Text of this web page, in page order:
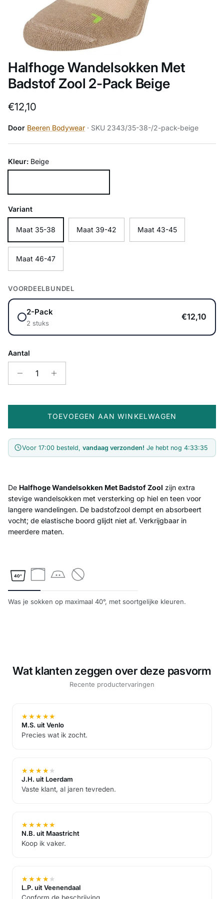
Halfhoge Wandelsokken Met
Badstof Zool 2-Pack Beige
Reguliere prijs
€12,10
Door Beeren Bodywear · SKU 2343/35-38-/2-pack-beige
Kleur: Beige
Variant
Maat 35-38 Maat 39-42 Maat 43-45
Maat 46-47
VOORDEELBUNDEL
2-Pack
2 stuks
€12,10
Aantal
TOEVOEGEN AAN WINKELWAGEN
Voor 17:00 besteld,vandaag verzonden! Je hebt nog4:33:35
De Halfhoge Wandelsokken Met Badstof Zool zijn extra
stevige wandelsokken met versterking op hiel en teen voor
langere wandelingen. De badstofzool dempt en absorbeert
vocht; de elastische boord glijdt niet af. Verkrijgbaar in
meerdere maten.
40°
Was je sokken op maximaal 40°, met soortgelijke kleuren.
Wat klanten zeggen over deze pasvorm
Recente productervaringen
★★★★★
M.S. uit Venlo
Precies wat ik zocht.
★★★★★
J.H. uit Loerdam
Vaste klant, al jaren tevreden.
★★★★★
N.B. uit Maastricht
Koop ik vaker.
★★★★★
L.P. uit Veenendaal
Conform de beschrijving.